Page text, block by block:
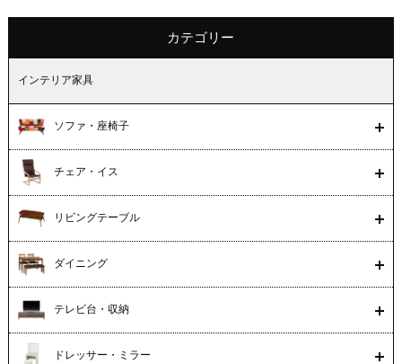
カテゴリー
インテリア家具
ソファ・座椅子
チェア・イス
リビングテーブル
ダイニング
テレビ台・収納
ドレッサー・ミラー